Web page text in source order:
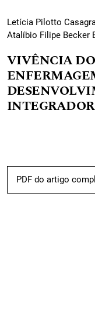
Letícia Pilotto
Atalíbio Filipe Becker
VIVÊNCIA
PDF do artigo